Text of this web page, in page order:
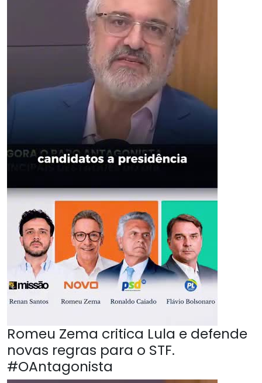
Romeu Zema critica Lula e defende
novas regras para o STF.
#OAntagonista